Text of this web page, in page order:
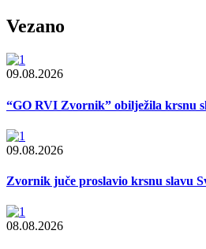
Vezano
09.08.2026
“GO RVI Zvornik” obilježila krsnu
09.08.2026
Zvornik juče proslavio krsnu slavu
08.08.2026